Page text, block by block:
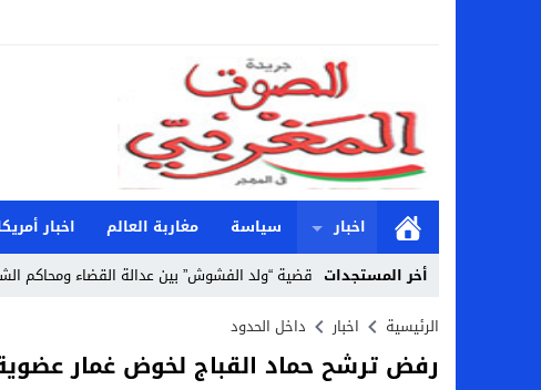
اخبار سياسة مغاربة العالم اخبار
أخر المستجدات قضية “ولد الفشوش” بين عدالة القضاء ومحاكم
Stop
Previous
الرئيسية اخبار داخل الحدود
رفض ترشح حماد القباج لخوض غمار